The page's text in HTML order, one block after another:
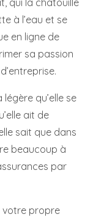
à l’eau et se
en ligne de
sa passion
qu’elle se
ait de
sait que dans
beaucoup à
par
votre propre